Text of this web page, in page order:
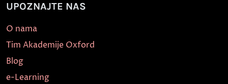
UPOZNAJTE NAS
O nama
Tim Akademije Oxford
Blog
e-Learning